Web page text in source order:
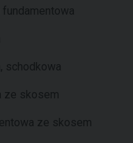
schodkowa
ze skosem
ze skosem